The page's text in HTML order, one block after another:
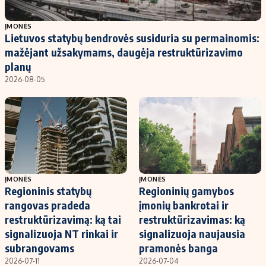
Populiarios temos
Investavimas
Akcijų rinka
Saulės elektrinės
Kriptovaliutos
Infliacija
Migracija
Titulinis
Nedarbo išmokos skaičiuoklė
Būsto finansai
Įdomios naujienos
Redakcija
Apie mus
Redakcijos politika
Privatumo politika
Turinio žymėjimo taisyklės
ĮMONĖS
Lietuvos statybų bendrovės susiduria su permainomis:
mažėjant užsakymams, daugėja restruktūrizavimo
planų
2026-08-05
ĮMONĖS
Regioninis statybų
rangovas pradeda
restruktūrizavimą: ką tai
signalizuoja NT rinkai ir
subrangovams
2026-07-11
ĮMONĖS
Regioninių gamybos
įmonių bankrotai ir
restruktūrizavimas: ką
signalizuoja naujausia
pramonės banga
2026-07-04